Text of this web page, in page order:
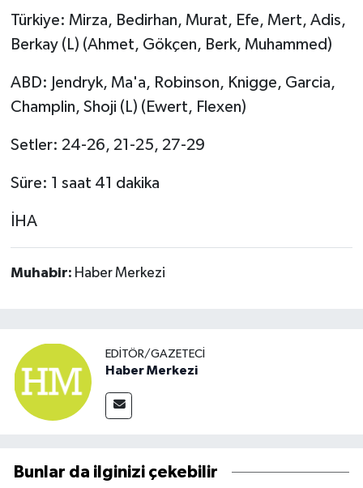
Türkiye: Mirza, Bedirhan, Murat, Efe, Mert, Adis,
Berkay (L) (Ahmet, Gökçen, Berk, Muhammed)
ABD: Jendryk, Ma'a, Robinson, Knigge, Garcia,
Champlin, Shoji (L) (Ewert, Flexen)
Setler: 24-26, 21-25, 27-29
Süre: 1 saat 41 dakika
İHA
Muhabir: Haber Merkezi
EDITÖR/GAZETECI
Haber Merkezi
Bunlar da ilginizi çekebilir